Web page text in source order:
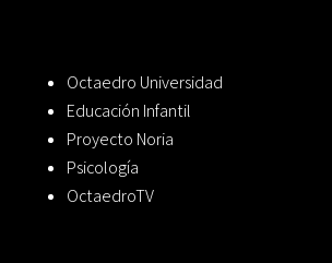
Octaedro Universidad
Educación Infantil
Proyecto Noria
Psicología
OctaedroTV